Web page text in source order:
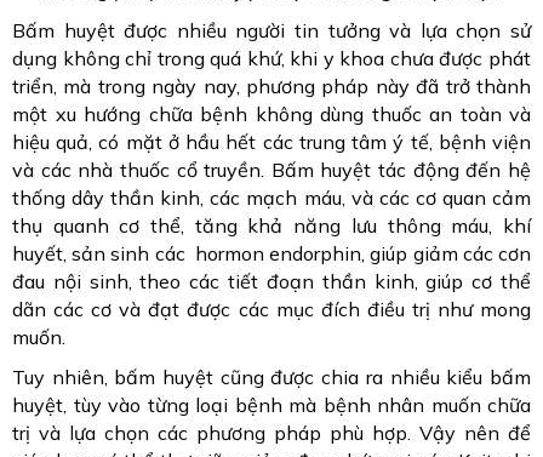
Bấm huyệt được nhiều người tin tưởng và lựa chọn sử
dụng không chỉ trong quá khứ, khi y khoa chưa được phát
triển, mà trong ngày nay, phương pháp này đã trở thành
một xu hướng chữa bệnh không dùng thuốc an toàn và
hiệu quả, có mặt ở hầu hết các trung tâm ý tế, bệnh viện
và các nhà thuốc cổ truyền. Bấm huyệt tác động đến hệ
thống dây thần kinh, các mạch máu, và các cơ quan cảm
thụ quanh cơ thể, tăng khả năng lưu thông máu, khí
huyết, sản sinh các hormon endorphin, giúp giảm các cơn
đau nội sinh, theo các tiết đoạn thần kinh, giúp cơ thể
dãn các cơ và đạt được các mục đích điều trị như mong
muốn.
Tuy nhiên, bấm huyệt cũng được chia ra nhiều kiểu bấm
huyệt, tùy vào từng loại bệnh mà bệnh nhân muốn chữa
trị và lựa chọn các phương pháp phù hợp. Vậy nên để